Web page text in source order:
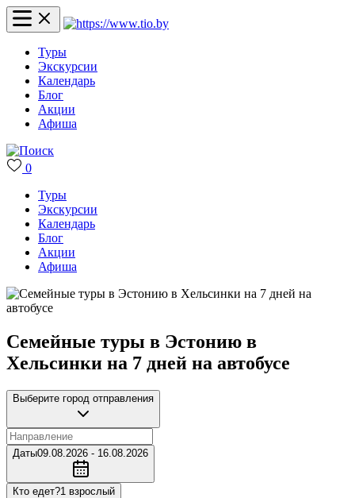
Туры
Экскурсии
Календарь
Блог
Акции
Афиша
0
Туры
Экскурсии
Календарь
Блог
Акции
Афиша
Семейные туры в Эстонию в
Хельсинки на 7 дней на автобусе
Выберите город отправления
Даты09.08.2026 - 16.08.2026
Кто едет?1 взрослый